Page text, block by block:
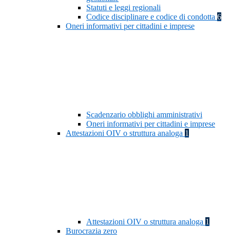
Statuti e leggi regionali
Codice disciplinare e codice di condotta 6
Oneri informativi per cittadini e imprese
Scadenzario obblighi amministrativi
Oneri informativi per cittadini e imprese
Attestazioni OIV o struttura analoga 1
Attestazioni OIV o struttura analoga 1
Burocrazia zero